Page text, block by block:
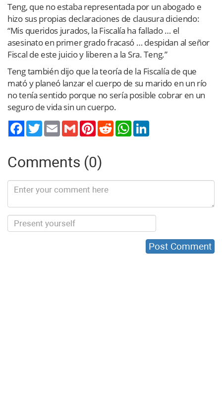
Teng, que no estaba representada por un abogado e
hizo sus propias declaraciones de clausura diciendo:
“Mis queridos jurados, la Fiscalía ha fallado … el
asesinato en primer grado fracasó … despidan al señor
Fiscal de este juicio y liberen a la Sra. Teng.”
Teng también dijo que la teoría de la Fiscalía de que
mató y planeó lanzar el cuerpo de su marido en un río
no tenía sentido porque no sería posible cobrar en un
seguro de vida sin un cuerpo.
TwitterEmail Gmail PinterestReddit WhatsApp
Comments (0)